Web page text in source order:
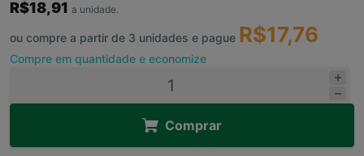
R$18,91 a unidade.
ou compre a partir de 3 unidades e pague R$17,76
Compre em quantidade e economize
Comprar